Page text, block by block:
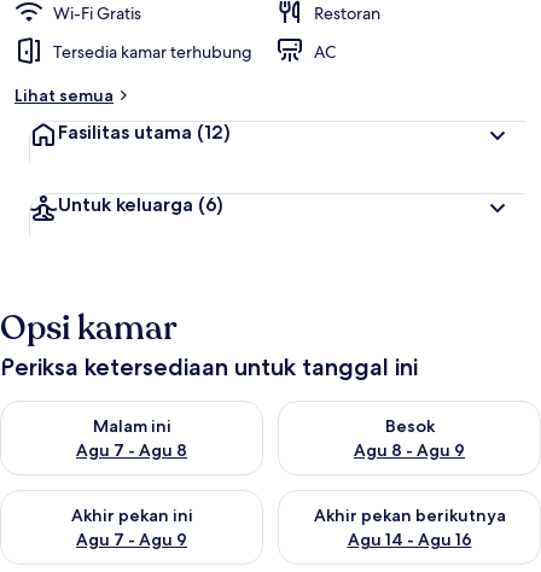
Wi-Fi Gratis
Restoran
Tersedia kamar terhubung
AC
Lihat semua
Fasilitas utama (12)
Untuk keluarga (6)
Opsi kamar
Periksa ketersediaan untuk tanggal ini
Malam ini
Agu 7 - Agu 8
Periksa ketersediaan untuk malam ini Agu 7 - Agu 8
Besok
Agu 8 - Agu 9
Periksa ketersediaan untuk
Akhir pekan ini
Agu 7 - Agu 9
Periksa ketersediaan untuk akhir pekan ini Agu 7 - Agu 9
Akhir pekan berikutnya
Agu 14 - Agu 16
Periksa ketersediaan untuk